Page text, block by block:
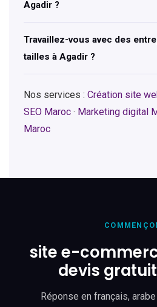
Agadir ?
Travaillez-vous avec des
tailles à Agadir ?
Nos services : Création site
SEO Maroc · Marketing digital
Maroc
site e-
devis
Réponse en français,